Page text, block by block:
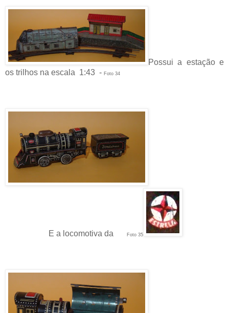
Possui a estação e
os trilhos na escala 1:43 - Foto 34
E a locomotiva da Foto 35